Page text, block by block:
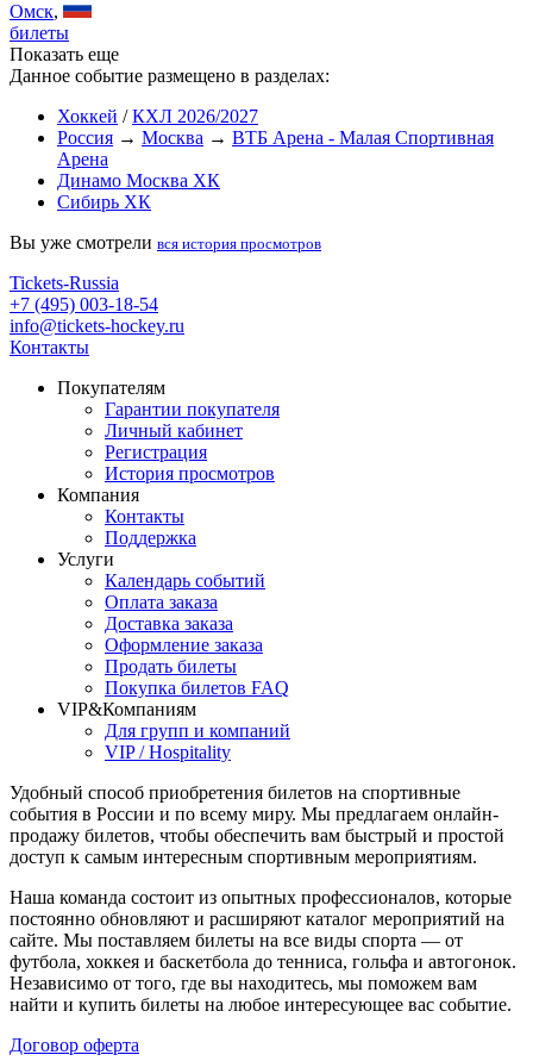
Омск,
билеты
Показать еще
Данное событие размещено в разделах:
Хоккей /КХЛ 2026/2027
Россия → Москва → ВТБ Арена - Малая Спортивная
Арена
Динамо Москва ХК
Сибирь ХК
Вы уже смотрели вся история просмотров
Tickets-Russia
+7 (495) 003-18-54
info@tickets-hockey.ru
Контакты
Покупателям
Гарантии покупателя
Личный кабинет
Регистрация
История просмотров
Компания
Контакты
Поддержка
Услуги
Календарь событий
Оплата заказа
Доставка заказа
Оформление заказа
Продать билеты
Покупка билетов FAQ
VIP&Компаниям
Для групп и компаний
VIP / Hospitality
Удобный способ приобретения билетов на спортивные
события в России и по всему миру. Мы предлагаем онлайн-
продажу билетов, чтобы обеспечить вам быстрый и простой
доступ к самым интересным спортивным мероприятиям.
Наша команда состоит из опытных профессионалов, которые
постоянно обновляют и расширяют каталог мероприятий на
сайте. Мы поставляем билеты на все виды спорта — от
футбола, хоккея и баскетбола до тенниса, гольфа и автогонок.
Независимо от того, где вы находитесь, мы поможем вам
найти и купить билеты на любое интересующее вас событие.
Договор оферта